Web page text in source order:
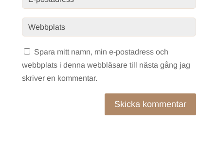
Spara mitt namn, min e-postadress och
webbplats i denna webbläsare till nästa gång jag
skriver en kommentar.
Skicka kommentar